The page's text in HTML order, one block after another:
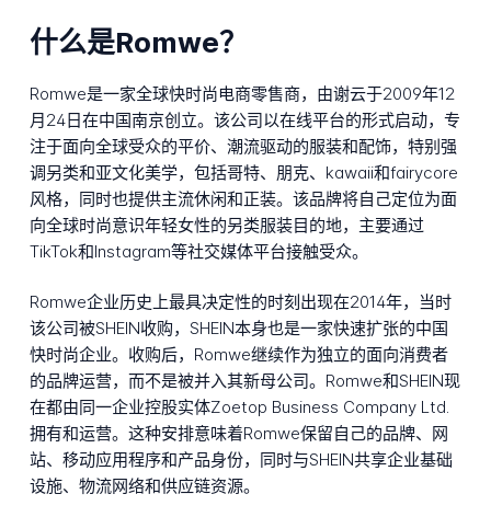
什么是Romwe？
Romwe是一家全球快时尚电商零售商，由谢云于2009年12
月24日在中国南京创立。该公司以在线平台的形式启动，专
注于面向全球受众的平价、潮流驱动的服装和配饰，特别强
调另类和亚文化美学，包括哥特、朋克、kawaii和fairycore
风格，同时也提供主流休闲和正装。该品牌将自己定位为面
向全球时尚意识年轻女性的另类服装目的地，主要通过
TikTok和Instagram等社交媒体平台接触受众。
Romwe企业历史上最具决定性的时刻出现在2014年，当时
该公司被SHEIN收购，SHEIN本身也是一家快速扩张的中国
快时尚企业。收购后，Romwe继续作为独立的面向消费者
的品牌运营，而不是被并入其新母公司。Romwe和SHEIN现
在都由同一企业控股实体Zoetop Business Company Ltd.
拥有和运营。这种安排意味着Romwe保留自己的品牌、网
站、移动应用程序和产品身份，同时与SHEIN共享企业基础
设施、物流网络和供应链资源。